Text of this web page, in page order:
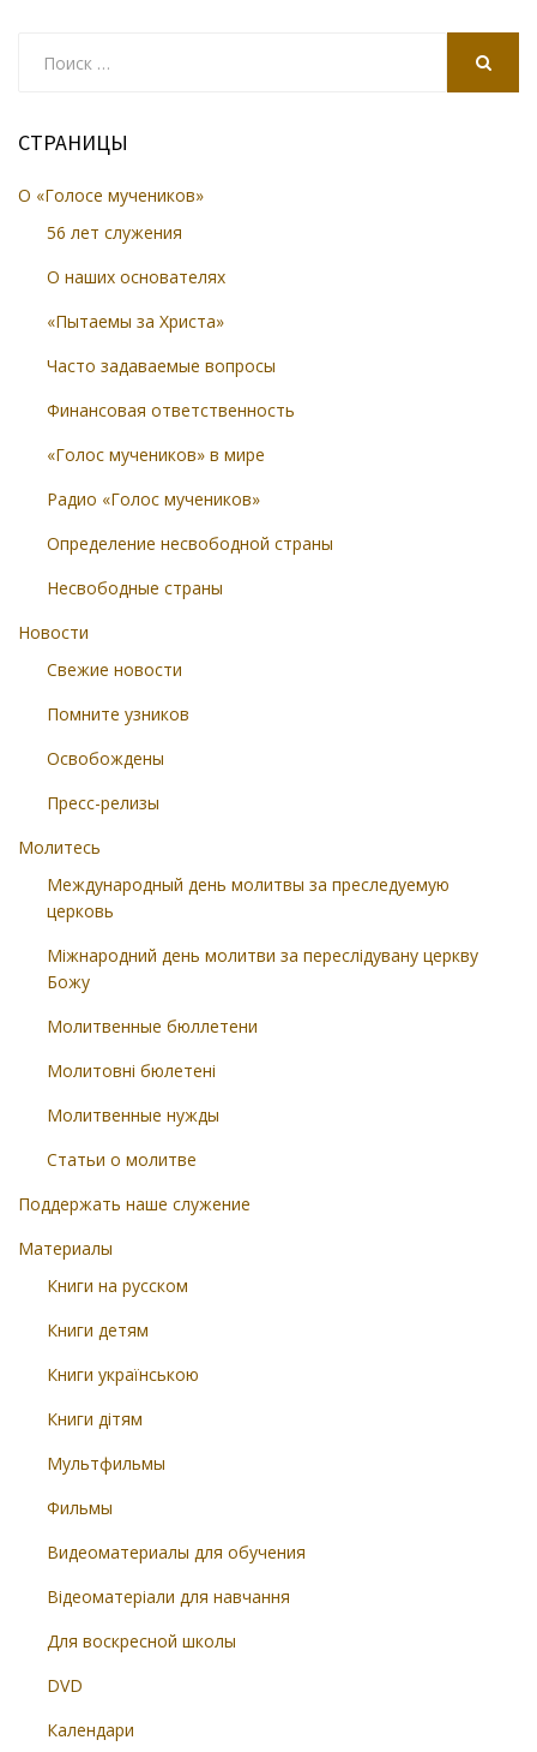
СТРАНИЦЫ
О «Голосе мучеников»
56 лет служения
О наших основателях
«Пытаемы за Христа»
Часто задаваемые вопросы
Финансовая ответственность
«Голос мучеников» в мире
Радио «Голос мучеников»
Определение несвободной страны
Несвободные страны
Новости
Свежие новости
Помните узников
Освобождены
Пресс-релизы
Молитесь
Международный день молитвы за преследуемую
церковь
Міжнародний день молитви за переслідувану церкву
Божу
Молитвенные бюллетени
Молитовні бюлетені
Молитвенные нужды
Статьи о молитве
Поддержать наше служение
Материалы
Книги на русском
Книги детям
Книги українською
Книги дітям
Мультфильмы
Фильмы
Видеоматериалы для обучения
Відеоматеріали для навчання
Для воскресной школы
DVD
Календари